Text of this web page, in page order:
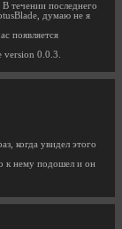
течении последнего
думаю не я
появляется
version 0.0.3.
когда увидел этого
к нему подошел и он